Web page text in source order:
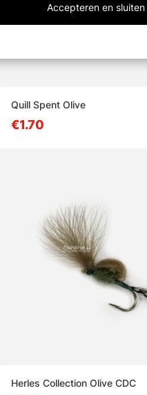
Quill Spent Olive
€1.70
Herles Collection Olive CDC
Accepteren en sluiten